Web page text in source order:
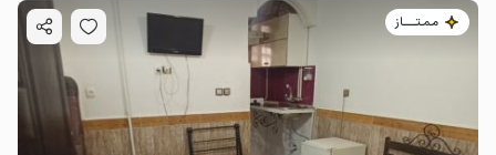
مـمـتــــــاز